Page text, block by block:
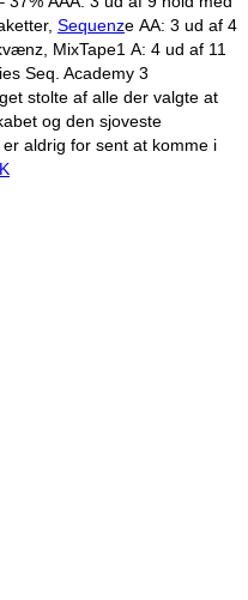
Sequenze AA: 3 ud af 4
MixTape1 A: 4 ud af 11
Seq. Academy 3
stolte af alle der valgte at
og den sjoveste
aldrig for sent at komme i